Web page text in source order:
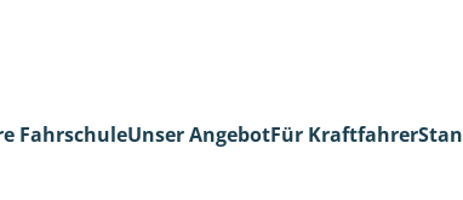
FahrschuleUnser AngebotFür Kraftfahrer